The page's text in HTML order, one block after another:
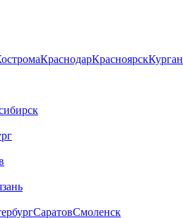
КраснодарКрасноярскКурган
СаратовСмоленск